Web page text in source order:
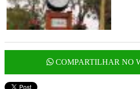
COMPARTILHAR NO